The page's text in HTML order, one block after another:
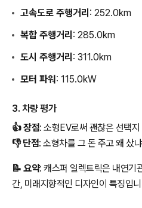
고속도로 주행거리 : 252.0km
복합 주행거리 : 285.0km
도시 주행거리 : 311.0km
모터 파워: 115.0kW
3. 차량 평가
👍 장점: 소형EV로써 괜찮은 선택지
👎 단점: 소형차를 그 돈 주고 왜 샀
📝 요약: 캐스퍼 일렉트릭은 내연기
간, 미래지향적인 디자인이 특징입